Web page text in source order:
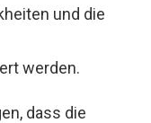
und die
werden.
dass die